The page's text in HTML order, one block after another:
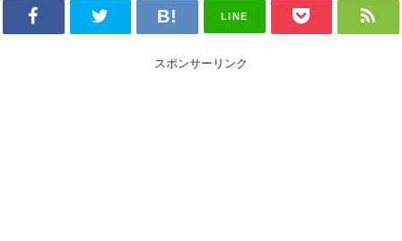
LINE
スポンサーリンク